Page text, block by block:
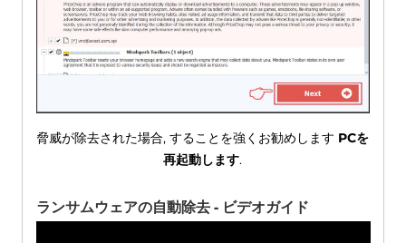
脅威が除去された場合, することを強くお勧めします PCを
再起動します.
ランサムウェアの自動除去 - ビデオガイド